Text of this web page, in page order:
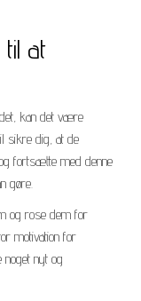
at
kan det være
sikre dig, at de
fortsætte med denne
gøre.
og rose dem for
motivation for
nyt og